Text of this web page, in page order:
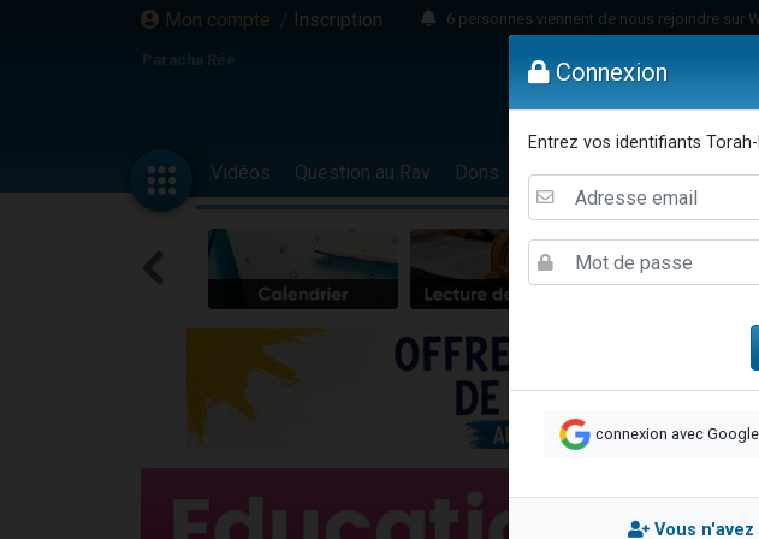
Mon compte / Inscription
6 personnes viennent de nous rejoindre sur
4 personnes viennent de faire un don
4 personnes viennent de nous rejoindre sur
Il reste 49 places pour étudier en groupe
23 personnes viennent de faire un don
Eva vient de donner son Maasser
4 personnes viennent de nous rejoindre sur
3 personnes viennent de nous rejoindre sur
3 personnes viennent de faire un don
Odaya vient de donner son Maasser
13 personnes viennent de demander une
2 personnes viennent de nous rejoindre sur
30 personnes viennent de faire un don
Paracha Réé
Vidéos Question au Rav Dons Femmes Enfants
Connexion
Entrez vos identifiants
connexion avec Google
Vous n'avez